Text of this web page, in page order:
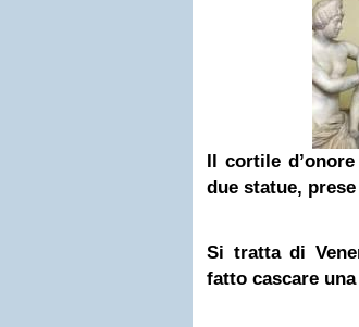
Il cortile
due statue,
Si tratta di
fatto cascare